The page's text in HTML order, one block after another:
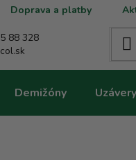
Doprava a platby
88 328
Demižóny Uzávery